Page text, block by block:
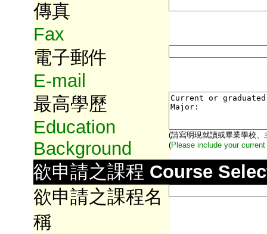
傳真
Fax
電子郵件
E-mail
最高學歷
Education
Background
(請寫明現就讀或畢業學校、
(Please include your
欲申請之課程 Course
欲申請之課程名
稱